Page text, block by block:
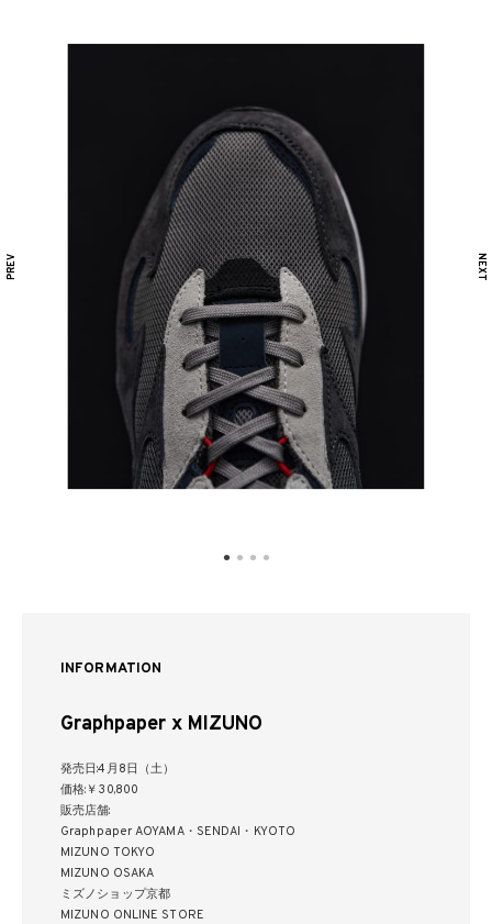
INFORMATION
Graphpaper x MIZUNO
発売日:4月8日（土）
価格:￥30,800
販売店舗:
Graphpaper AOYAMA・SENDAI・KYOTO
MIZUNO TOKYO
MIZUNO OSAKA
ミズノショップ京都
MIZUNO ONLINE STORE